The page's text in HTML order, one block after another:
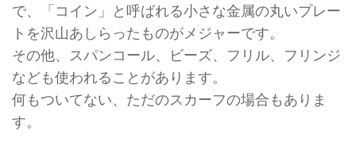
で、「コイン」と呼ばれる小さな金属の丸いプレー
トを沢山あしらったものがメジャーです。
その他、スパンコール、ビーズ、フリル、フリンジ
なども使われることがあります。
何もついてない、ただのスカーフの場合もありま
す。